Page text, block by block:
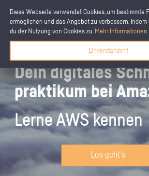
Diese Webseite verwendet Cookies, um bestimmte
ermöglichen und das Angebot zu verbessern.
du der Nutzung von Cookies zu. Mehr Informationen
Einverstanden!
Dein digitales
praktikum bei
Lerne AWS kennen
Los geht's